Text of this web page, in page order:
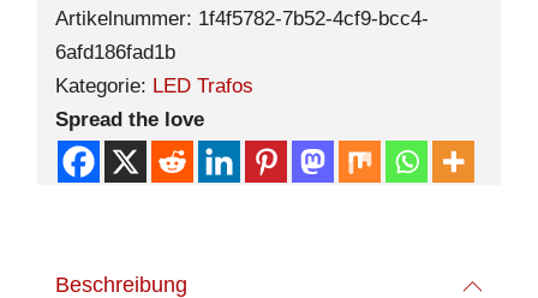
Artikelnummer: 1f4f5782-7b52-4cf9-bcc4-
6afd186fad1b
Kategorie: LED Trafos
Spread the love
Beschreibung